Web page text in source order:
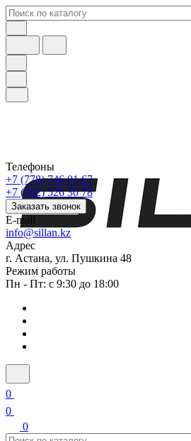
Телефоны
+7 (778) 746 01 67
+7 (702) 526 30 78
Заказать звонок
E-mail
info@sillan.kz
Адрес
г. Астана, ул. Пушкина 48
Режим работы
Пн - Пт: с 9:30 до 18:00
0
0
0